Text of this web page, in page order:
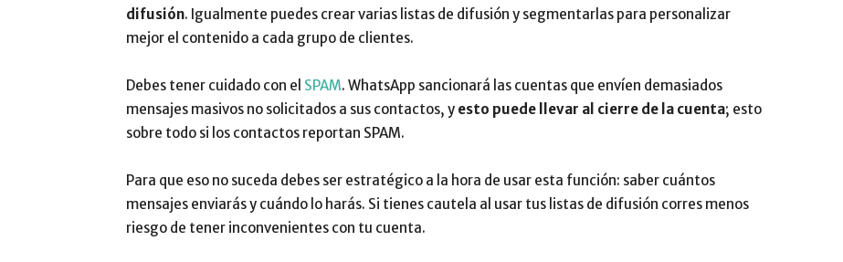
difusión. Igualmente puedes crear varias listas de difusión y segmentarlas para personalizar
mejor el contenido a cada grupo de clientes.
Debes tener cuidado con el SPAM. WhatsApp sancionará las cuentas que envíen demasiados
mensajes masivos no solicitados a sus contactos, y esto puede llevar al cierre de la cuenta; esto
sobre todo si los contactos reportan SPAM.
Para que eso no suceda debes ser estratégico a la hora de usar esta función: saber cuántos
mensajes enviarás y cuándo lo harás. Si tienes cautela al usar tus listas de difusión corres menos
riesgo de tener inconvenientes con tu cuenta.